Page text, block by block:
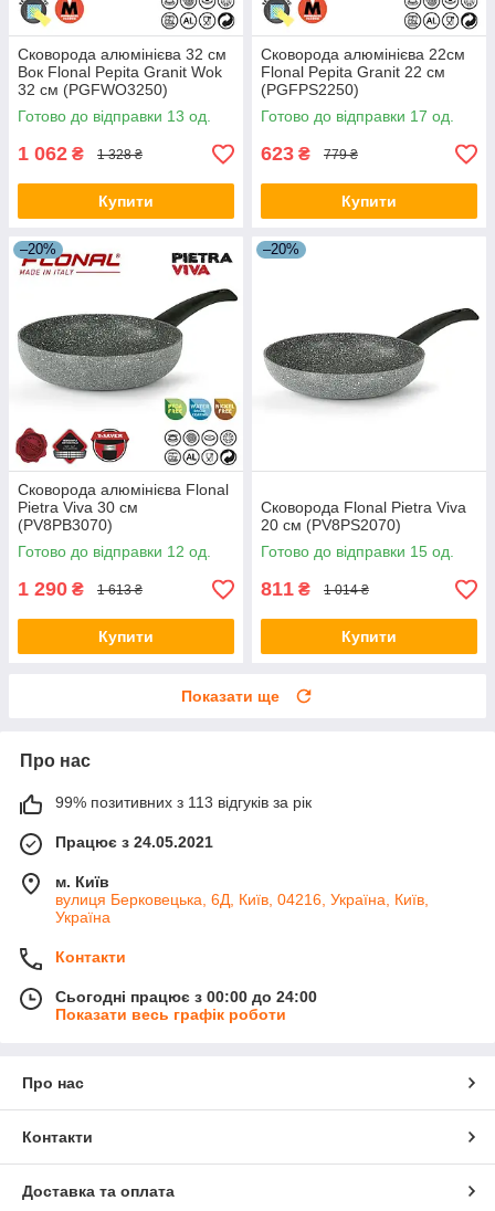
Сковорода алюмінієва 32 см
Вок Flonal Pepita Granit Wok
32 см (PGFWO3250)
Готово до відправки 13 од.
1 062 ₴ 1 328 ₴
Купити
Сковорода алюмінієва 22см
Flonal Pepita Granit 22 см
(PGFPS2250)
Готово до відправки 17 од.
623 ₴ 779 ₴
Купити
–20%
Сковорода алюмінієва Flonal
Pietra Viva 30 см
(PV8PB3070)
Готово до відправки 12 од.
1 290 ₴ 1 613 ₴
Купити
–20%
Сковорода Flonal Pietra Viva
20 см (PV8PS2070)
Готово до відправки 15 од.
811 ₴ 1 014 ₴
Купити
Показати ще
Про нас
99% позитивних з 113 відгуків за рік
Працює з 24.05.2021
м. Київ
вулиця Берковецька, 6Д, Київ, 04216, Україна, Київ,
Україна
Контакти
Сьогодні працює з 00:00 до 24:00
Показати весь графік роботи
Про нас
Контакти
Доставка та оплата